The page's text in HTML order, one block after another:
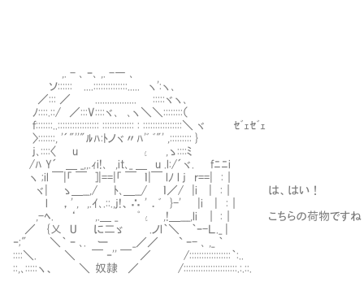
,. - ､ ｰ､ ,. -― ､
ソ:::::: ....::::::::::::::..... ヽ':ヽ､
／::: ／ ................. :::::ヾヽ､
ﾉ::::.::/ ／:::V::::ヾ､ ､ヽ＼＼::::::::（
ｆ:::::::..::::::::::::::::: ::::::::::::: : ::::::::::::::::＼ ヾ ｾﾞｪｾﾞｪ
〉:::::::, '´"''"ﾙﾊ:ﾄノヾ〃ﾊ'ﾞ ﾞ"' ,::::::::: }
j､::::〈 u ι ,ゝ::::ﾐ
/ﾊ Y´ ＿ _,,.ｨi!､ ,it､_ ＿ u .l:/´ヾ. fﾆﾆi
ヽ ;il ￣|「 ￣ ]|==|「 ￣ ｌ|￣ lﾉ l j r==| :｜
ヾ| ゝ＿__,/ ﾄ､＿__/ ｌ／/ |i | :｜ は、はい！
l ，' , ,.ｲ､.::.,j!、∴ ' ．ﾞ }-' |i | :｜
,-ﾍ. ‘ ,.＿ _ ﾟι ,!＿___,li ｜ :｜ こちらの荷物ですね
／ {乂 U に二ゞ .ノl｀＼ ｀ｰ-Ｌ._ |
‐;" ＼｀ ｰ ､. ー _／／ ` ｰ- ､ ,_ ｀
::::＼. ＼ ￣ ‐'' ￣ ／ /:::::::::::::::::｀:..
::,､:::::ヽ、 ＼ 奴隷 ／ /::::::::::::::::::::::.:.::.